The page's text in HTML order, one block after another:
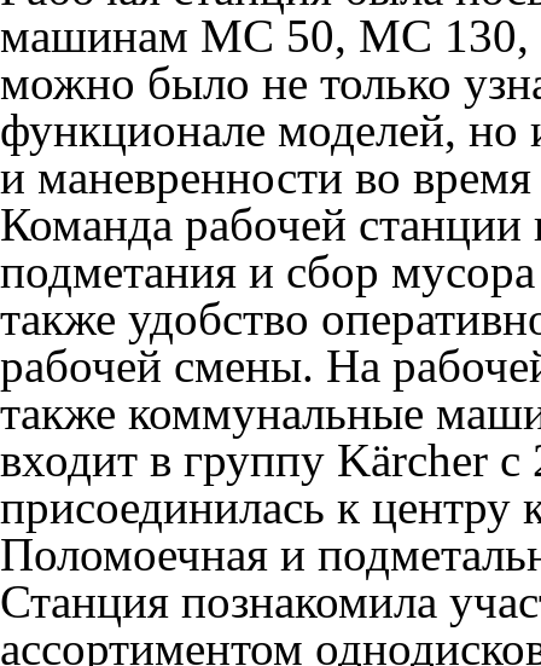
машинам МС 50, МС
можно было не только
функционале моделей, но
и маневренности во
Команда рабочей станции
подметания и сбор
также удобство
рабочей смены. На
также коммунальные
входит в группу Kärcher с
присоединилась к
Поломоечная и
Станция познакомила
ассортиментом